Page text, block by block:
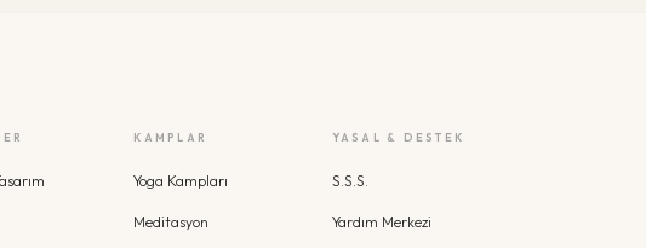
KAMPLAR
Yoga Kampları
Meditasyon
YASAL & DESTEK
S.S.S.
Yardım Merkezi